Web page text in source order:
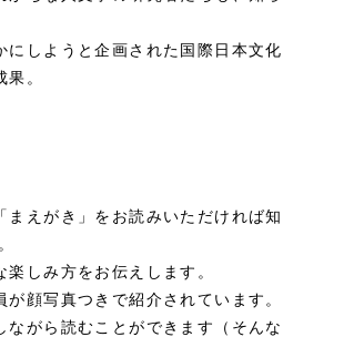
しようと企画された国際日本文化
。
えがき」をお読みいただければ知
しみ方をお伝えします。
顔写真つきで紹介されています。
がら読むことができます（そんな